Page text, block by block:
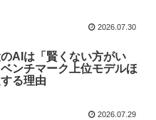
2026.07.30
AIは「賢くない方がい
ンチマーク上位モデルほ
る理由
2026.07.29